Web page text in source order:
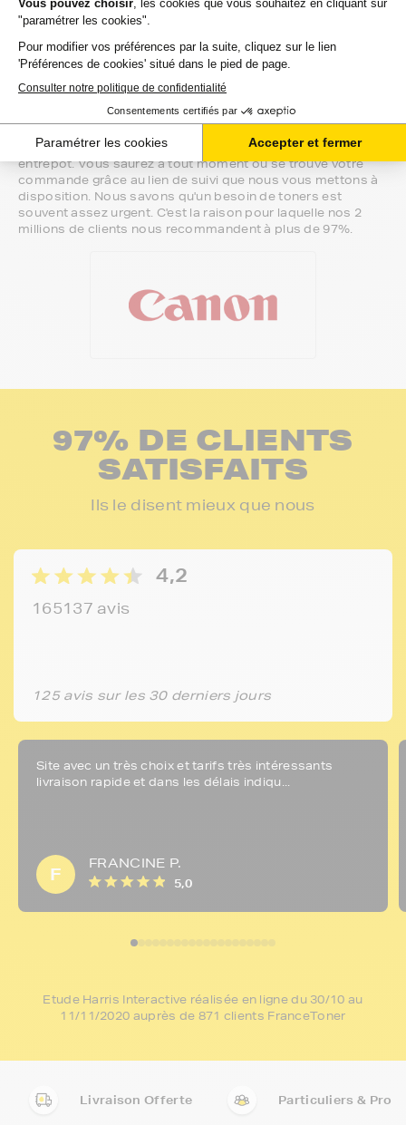
meilleur choix ou sur l'installation de vos toners. Ils sont
disponibles soit par message au sein de votre espace client
ou directement par téléphone.
Une fois votre choix effectué, votre paiement est effectué
de manière complètement sécurisée. Plusieurs moyens de
Il ne reste plus à vos toners pour canon pcp de quitter notre
entrepôt. Vous saurez à tout moment où se trouve votre
commande grâce au lien de suivi que nous vous mettons à
disposition. Nous savons qu'un besoin de toners est
souvent assez urgent. C'est la raison pour laquelle nos 2
millions de clients nous recommandent à plus de 97%.
97% DE CLIENTS
SATISFAITS
Ils le disent mieux que nous
4,2
165137 avis
125 avis sur les 30 derniers jours
Site avec un très choix et tarifs très intéressants
livraison rapide et dans les délais indiqu...
F
FRANCINE P.
5,0
Etude Harris Interactive réalisée en ligne du 30/10 au
11/11/2020 auprès de 871 clients FranceToner
Livraison Offerte Particuliers & Pro